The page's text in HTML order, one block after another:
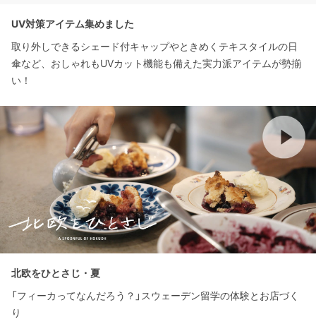
UV対策アイテム集めました
取り外しできるシェード付キャップやときめくテキスタイルの日
傘など、おしゃれもUVカット機能も備えた実力派アイテムが勢揃
い！
北欧をひとさじ・夏
「フィーカってなんだろう？」スウェーデン留学の体験とお店づく
り